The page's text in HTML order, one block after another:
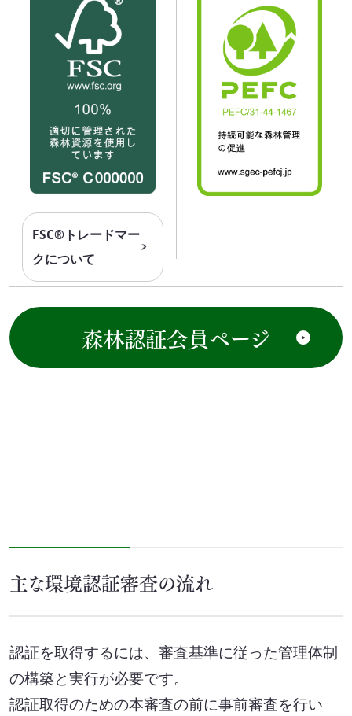
FSC®トレードマー
クについて
森林認証会員ページ
主な環境認証審査の流れ
認証を取得するには、審査基準に従った管理体制
の構築と実行が必要です。
認証取得のための本審査の前に事前審査を行い